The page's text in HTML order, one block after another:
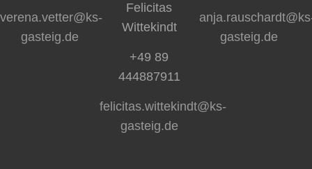
verena.vetter@ks-
gasteig.de
Felicitas
Wittekindt
+49 89
444887911
felicitas.wittekindt@ks-
gasteig.de
gasteig.de